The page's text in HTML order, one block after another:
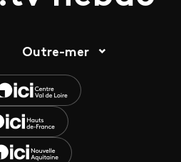
Outre-mer